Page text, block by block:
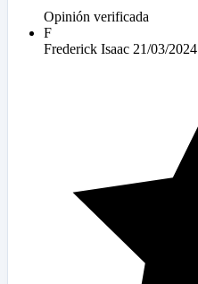
Opinión verificada
F
Frederick Isaac 21/03/2024